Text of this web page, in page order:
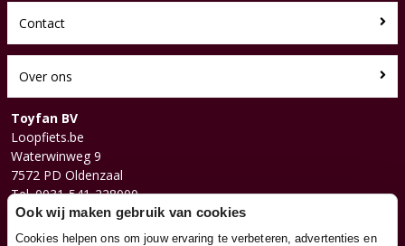
Contact
Over ons
Toyfan BV
Loopfiets.be
Waterwinweg 9
7572 PD Oldenzaal
Tel. 0031-541-228000
Facebook
Instagram
Ook wij maken gebruik van cookies
Cookies helpen ons om jouw ervaring te verbeteren, advertenties en